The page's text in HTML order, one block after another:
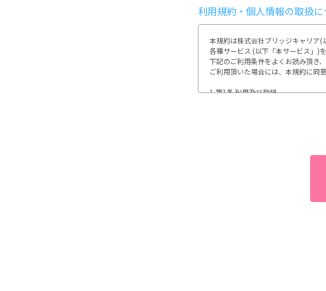
利用規約・個人情報の取扱に
本規約は株式会社ブリッジキャリア
各種サービス (以下「本サービス」)
下記のご利用条件をよくお読み頂き
ご利用頂いた場合には、本規約に同
1.第1条 利用及び登録
当社は、利用者から取得した個人
利用者は、当社のサービス利用に